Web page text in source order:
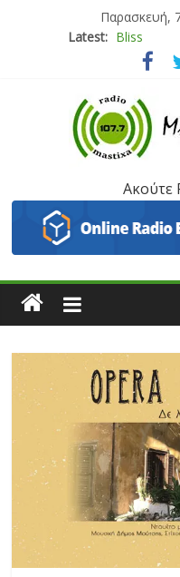
Παρασκευή,
Latest: Bliss
Μάνος
Ιορδάνης
Μαριάννα
Τάνια
Ακούτε